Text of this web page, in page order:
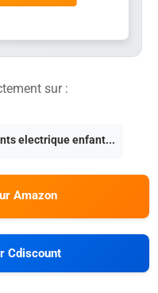
sur :
electrique enfant...
Amazon
Cdiscount